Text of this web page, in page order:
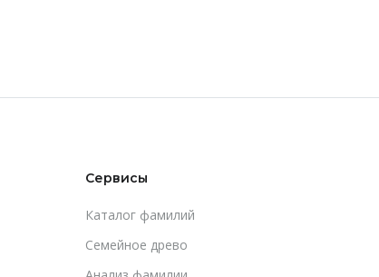
Сервисы
Каталог фамилий
Cемейное древо